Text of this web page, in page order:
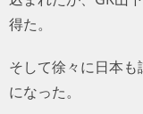
得た。
そして徐々に日本
になった。